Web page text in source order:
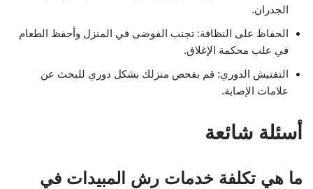
الجدران.
الحفاظ على النظافة: تجنب الفوضى في المنزل وأحفظ الطعام
في علب محكمة الإغلاق.
التفتيش الدوري: قم بفحص منزلك بشكل دوري للبحث عن
علامات الإصابة.
أسئلة شائعة
ما هي تكلفة خدمات رش المبيدات في